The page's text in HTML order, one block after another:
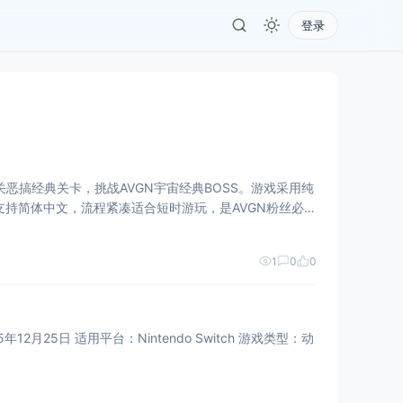
登录
搞经典关卡，挑战AVGN宇宙经典BOSS。游戏采用纯
简体中文，流程紧凑适合短时游玩，是AVGN粉丝必玩
1 0 0
12月25日 适用平台：Nintendo Switch 游戏类型：动